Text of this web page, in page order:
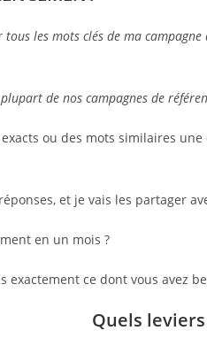
tous les mots clés de ma
de nos campagnes de
ou des mots similaires
et je vais les partager
en un mois ?
exactement ce dont vous avez
Quels